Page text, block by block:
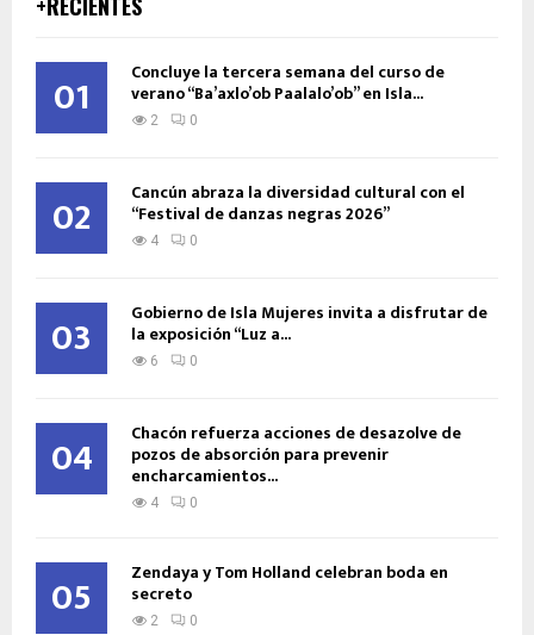
+RECIENTES
01 Concluye la tercera semana del curso de
verano “Ba’axlo’ob Paalalo’ob” en Isla...
2 0
02 Cancún abraza la diversidad cultural con el
“Festival de danzas negras 2026”
4 0
03 Gobierno de Isla Mujeres invita a disfrutar de
la exposición “Luz a...
6 0
04 Chacón refuerza acciones de desazolve de
pozos de absorción para prevenir
encharcamientos...
4 0
05 Zendaya y Tom Holland celebran boda en
secreto
2 0